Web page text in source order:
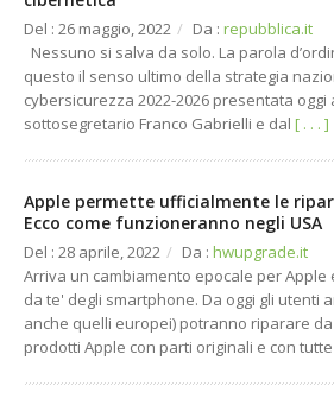
E-Commerce B2C / B2B
CRM / Intranet / SW
Grafica
Hosting
Cloud
Del : 26 maggio, 2022 / Da : repubblica.it
Nessuno si salva da solo. La parola
questo il senso ultimo della strategia
cybersicurezza 2022-2026 presentata oggi
sottosegretario Franco Gabrielli e dal [ . . . ]
Apple permette ufficialmente le
Ecco come funzioneranno negli USA
Del : 28 aprile, 2022 / Da : hwupgrade.it
Arriva un cambiamento epocale per
da te' degli smartphone. Da oggi gli utenti
anche quelli europei) potranno riparare
prodotti Apple con parti originali e con tutte